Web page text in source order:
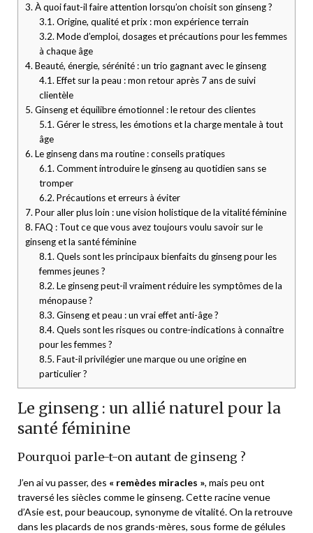
3. À quoi faut-il faire attention lorsqu’on choisit son ginseng ?
3.1. Origine, qualité et prix : mon expérience terrain
3.2. Mode d’emploi, dosages et précautions pour les femmes
à chaque âge
4. Beauté, énergie, sérénité : un trio gagnant avec le ginseng
4.1. Effet sur la peau : mon retour après 7 ans de suivi
clientèle
5. Ginseng et équilibre émotionnel : le retour des clientes
5.1. Gérer le stress, les émotions et la charge mentale à tout
âge
6. Le ginseng dans ma routine : conseils pratiques
6.1. Comment introduire le ginseng au quotidien sans se
tromper
6.2. Précautions et erreurs à éviter
7. Pour aller plus loin : une vision holistique de la vitalité féminine
8. FAQ : Tout ce que vous avez toujours voulu savoir sur le
ginseng et la santé féminine
8.1. Quels sont les principaux bienfaits du ginseng pour les
femmes jeunes ?
8.2. Le ginseng peut-il vraiment réduire les symptômes de la
ménopause ?
8.3. Ginseng et peau : un vrai effet anti-âge ?
8.4. Quels sont les risques ou contre-indications à connaître
pour les femmes ?
8.5. Faut-il privilégier une marque ou une origine en
particulier ?
Le ginseng : un allié naturel pour la
santé féminine
Pourquoi parle-t-on autant de ginseng ?
J’en ai vu passer, des « remèdes miracles », mais peu ont
traversé les siècles comme le ginseng. Cette racine venue
d’Asie est, pour beaucoup, synonyme de vitalité. On la retrouve
dans les placards de nos grands-mères, sous forme de gélules